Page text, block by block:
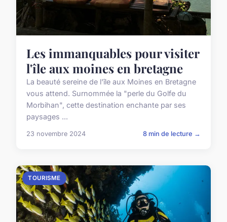
Les immanquables pour visiter
l'île aux moines en bretagne
La beauté sereine de l'île aux Moines en Bretagne
vous attend. Surnommée la "perle du Golfe du
Morbihan", cette destination enchante par ses
paysages ...
23 novembre 2024 8 min de lecture →
TOURISME